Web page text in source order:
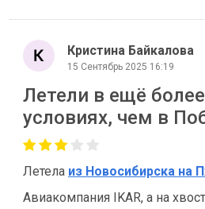
Кристина Байкалова
15 Сентябрь 2025 16:19
Летели в ещё
условиях, чем в
Летела из Новосибирска на
Авиакомпания IKAR, а на